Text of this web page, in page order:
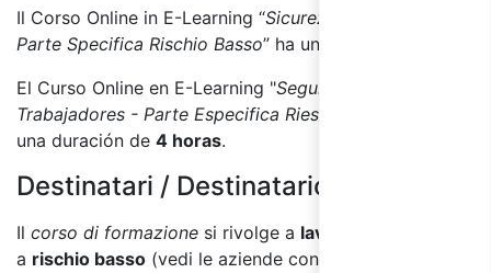
Il Corso Online in E-Learning “Sicurezza Lavoratori –
Parte Specifica Rischio Basso” ha una durata di
El Curso Online en E-Learning "Seguridad para los
Trabajadores - Parte Especifica Riesgo Bajo
una duración de 4 horas.
Destinatari / Destinatarios:
Il corso di formazione si rivolge a lavoratori
a rischio basso (vedi le aziende con